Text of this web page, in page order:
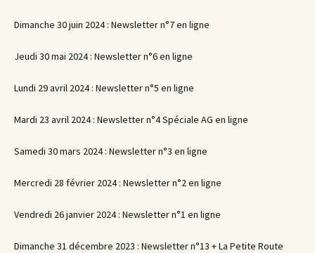
Dimanche 30 juin 2024 : Newsletter n°7 en ligne
Jeudi 30 mai 2024 : Newsletter n°6 en ligne
Lundi 29 avril 2024 : Newsletter n°5 en ligne
Mardi 23 avril 2024 : Newsletter n°4 Spéciale AG en ligne
Samedi 30 mars 2024 : Newsletter n°3 en ligne
Mercredi 28 février 2024 : Newsletter n°2 en ligne
Vendredi 26 janvier 2024 : Newsletter n°1 en ligne
Dimanche 31 décembre 2023 : Newsletter n°13 + La Petite Route